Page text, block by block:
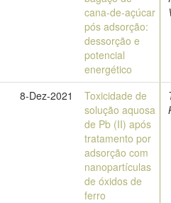
cana-de-açúcar
pós adsorção:
dessorção e
potencial
energético
8-Dez-2021
Toxicidade de
solução aquosa
de Pb (II) após
tratamento por
adsorção com
nanopartículas
de óxidos de
ferro